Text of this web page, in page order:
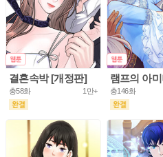
결혼속박 [개정판]
총58화 1만+
램프의 아
총146화